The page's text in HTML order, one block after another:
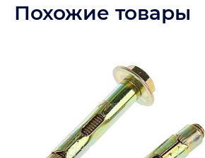
Похожие товары